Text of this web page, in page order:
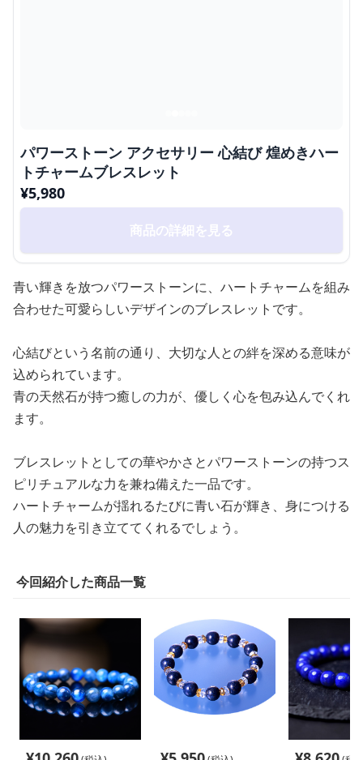
パワーストーン アクセサリー 心結び 煌めきハー
トチャームブレスレット
¥5,980
商品の詳細を見る
青い輝きを放つパワーストーンに、ハートチャームを組み
合わせた可愛らしいデザインのブレスレットです。
心結びという名前の通り、大切な人との絆を深める意味が
込められています。
青の天然石が持つ癒しの力が、優しく心を包み込んでくれ
ます。
ブレスレットとしての華やかさとパワーストーンの持つス
ピリチュアルな力を兼ね備えた一品です。
ハートチャームが揺れるたびに青い石が輝き、身につける
人の魅力を引き立ててくれるでしょう。
今回紹介した商品一覧